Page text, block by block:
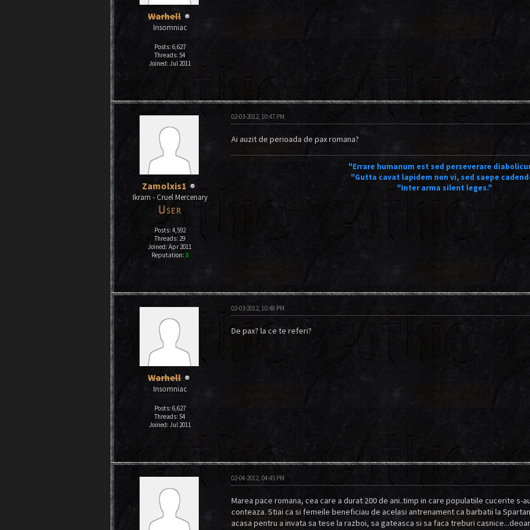
Warhell
Insomniac
Posts: 6,627
Threads: 54
Joined: Jul 2011
Zamolxis1
Ikram - Cruel Mercenary
Posts: 4,592
Threads: 29
Joined: Apr 2011
Reputation: 8
02-03-2012, 10:47 PM
Ai auzit de perioada de pax romana?
"Errare humanum est sed perseverare
"Gutta cavat lapidem non vi, sed saepe
"Inter arma silent leges."
Warhell
Insomniac
Posts: 6,627
Threads: 54
Joined: Jul 2011
02-03-2012, 10:48 PM
De pax? la ce te referi?
02-04-2012, 04:45 PM
Marea pace romana, cea care a durat 200 de ani..timp in care populatiile cucerite s-
conteaza. Stiai ca si femeile beneficiau de acelasi antrenament ca barbatii la
acasa pentru a invata sa tese la razboi, sa gateasca si sa faca treburi